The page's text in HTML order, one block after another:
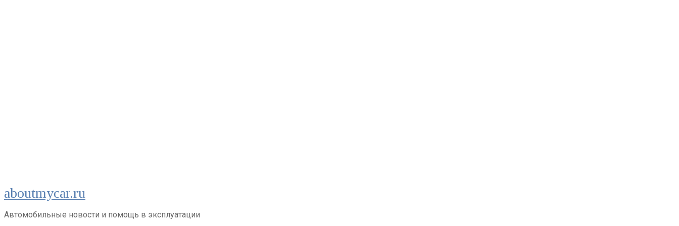
Перейти
к
контенту
aboutmycar.ru
Автомобильные новости и помощь в эксплуатации